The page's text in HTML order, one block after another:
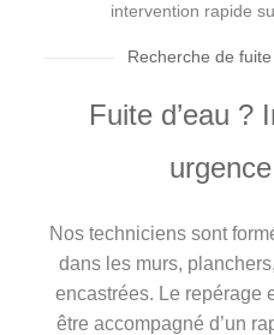
intervention rapide
Recherche de
Fuite d’eau ?
Nos techniciens sont
dans les murs,
encastrées. Le repérage
être accompagné d’un